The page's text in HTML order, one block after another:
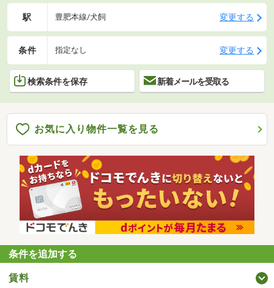
駅 豊肥本線/犬飼 変更する
条件 指定なし 変更する
検索条件を保存 新着メールを受取る
お気に入り物件一覧を見る
条件を追加する
賃料